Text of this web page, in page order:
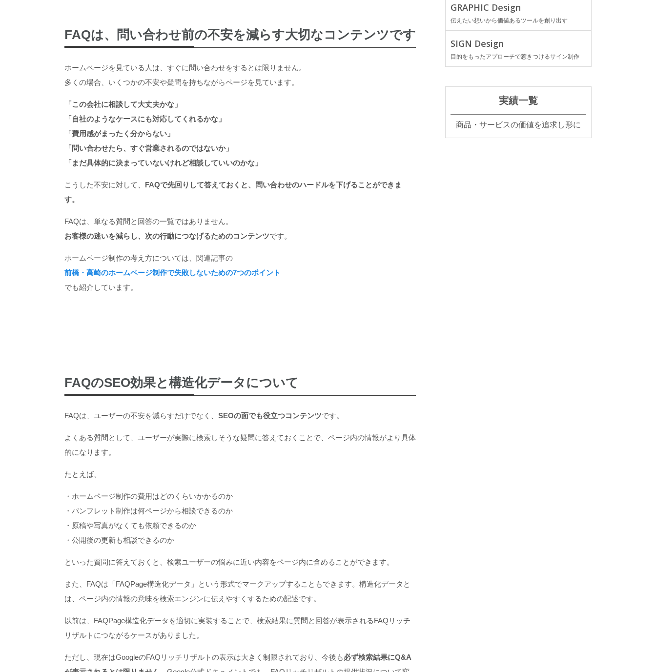
AIでホームページ・パンフレットのFAQを整理する7つのポイント
そのまま使えるChatGPTへのFAQ作成プロンプト
FAQを整理したら、問い合わせ導線も見直す
FAQ整理を相談したい方へ
アルファー企画でできること
群馬でホームページ制作・パンフレット制作をお考えの方へ
FAQは、問い合わせ前の不安を減らす大切なコンテンツです
ホームページを見ている人は、すぐに問い合わせをするとは限りません。
多くの場合、いくつかの不安や疑問を持ちながらページを見ています。
「この会社に相談して大丈夫かな」
「自社のようなケースにも対応してくれるかな」
「費用感がまったく分からない」
「問い合わせたら、すぐ営業されるのではないか」
「まだ具体的に決まっていないけれど相談していいのかな」
こうした不安に対して、 FAQで先回りして答えておくと、問い合わせのハードルを下げることができま
す。
FAQは、単なる質問と回答の一覧ではありません。
お客様の迷いを減らし、次の行動につなげるためのコンテンツです。
ホームページ制作の考え方については、関連記事の
前橋・高崎のホームページ制作で失敗しないための7つのポイント
でも紹介しています。
FAQのSEO効果と構造化データについて
FAQは、ユーザーの不安を減らすだけでなく、 SEOの面でも役立つコンテンツです。
よくある質問として、ユーザーが実際に検索しそうな疑問に答えておくことで、ページ内の情報がより具体
的になります。
たとえば、
・ホームページ制作の費用はどのくらいかかるのか
・パンフレット制作は何ページから相談できるのか
・原稿や写真がなくても依頼できるのか
・公開後の更新も相談できるのか
といった質問に答えておくと、検索ユーザーの悩みに近い内容をページ内に含めることができます。
また、FAQは「FAQPage構造化データ」という形式でマークアップすることもできます。構造化データと
は、ページ内の情報の意味を検索エンジンに伝えやすくするための記述です。
以前は、FAQPage構造化データを適切に実装することで、検索結果に質問と回答が表示されるFAQリッチ
リザルトにつながるケースがありました。
ただし、現在はGoogleのFAQリッチリザルトの表示は大きく制限されており、今後も必ず検索結果にQ&A
GRAPHIC Design
伝えたい想いから価値あるツールを創り出す
SIGN Design
目的をもったアプローチで惹きつけるサイン制作
実績一覧
商品・サービスの価値を追求し形に